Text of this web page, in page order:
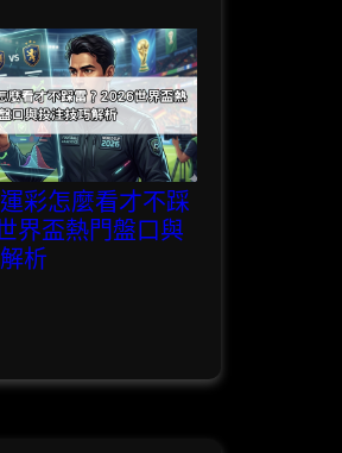
彩怎麼看才不踩
界盃熱門盤口與
析